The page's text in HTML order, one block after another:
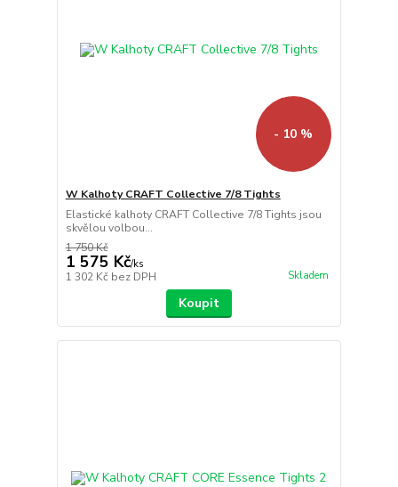
- 10 %
W Kalhoty CRAFT Collective 7/8 Tights
Elastické kalhoty CRAFT Collective 7/8 Tights jsou
skvělou volbou...
1 750 Kč
1 575 Kč/ks
1 302 Kč bez DPH Skladem
Koupit